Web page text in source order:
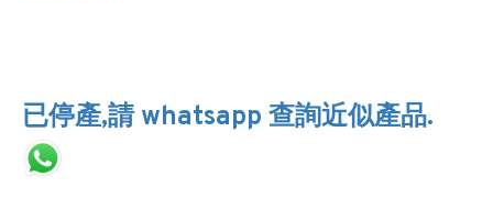
已停產,請 whatsapp 查詢近似產品.